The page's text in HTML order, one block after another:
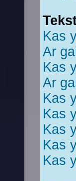
Kas
Ar
Kas
Ar
Kas
Kas
Kas
Kas
Kas